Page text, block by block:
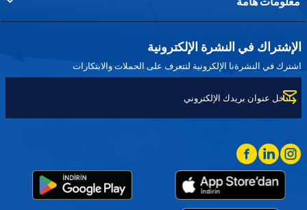
الإشتراك في النشرة الإلكترونية
اشترك في النشرةنا الإلكرونية لتتعرف على الحملات والابتكارات